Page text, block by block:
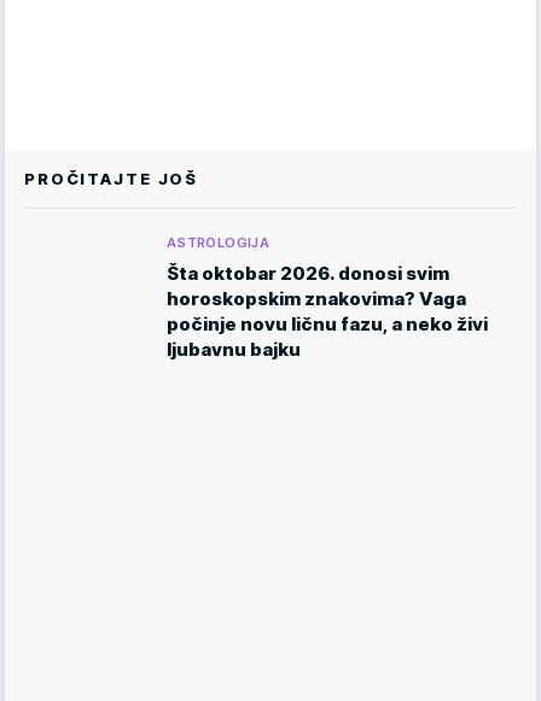
PROČITAJTE JOŠ
ASTROLOGIJA
Šta oktobar 2026. donosi svim
horoskopskim znakovima? Vaga
počinje novu ličnu fazu, a neko živi
ljubavnu bajku